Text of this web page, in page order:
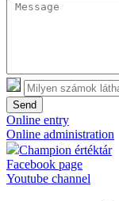
Send
Online entry
Online administration
Champion értéktár
Facebook page
Youtube channel